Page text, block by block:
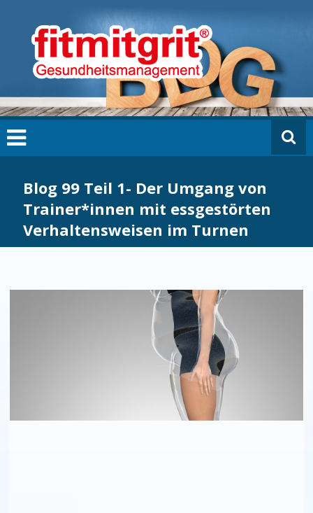
springen
fi
m
it
g
ri
t
L
G
Blog 99 Teil 1- Der Umgang von
Trainer*innen mit essgestörten
Verhaltensweisen im Turnen